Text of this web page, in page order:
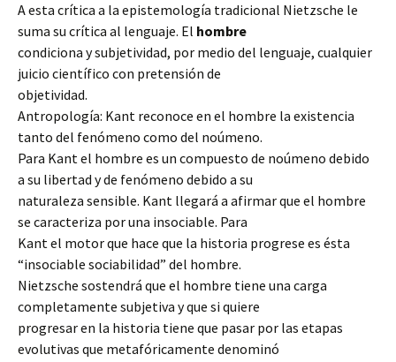
A esta crítica a la epistemología tradicional Nietzsche le
suma su crítica al lenguaje. El hombre
condiciona y subjetividad, por medio del lenguaje, cualquier
juicio científico con pretensión de
objetividad.
Antropología: Kant reconoce en el hombre la existencia
tanto del fenómeno como del noúmeno.
Para Kant el hombre es un compuesto de noúmeno debido
a su libertad y de fenómeno debido a su
naturaleza sensible. Kant llegará a afirmar que el hombre
se caracteriza por una insociable. Para
Kant el motor que hace que la historia progrese es ésta
“insociable sociabilidad” del hombre.
Nietzsche sostendrá que el hombre tiene una carga
completamente subjetiva y que si quiere
progresar en la historia tiene que pasar por las etapas
evolutivas que metafóricamente denominó